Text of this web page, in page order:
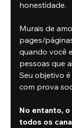
honestidade.
Murais de
pages/
quando você
pessoas que
Seu objetivo
com prova
No entanto,
todos os